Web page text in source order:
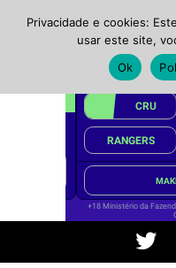
Privacidade e cookies:
usar este site,
Ok